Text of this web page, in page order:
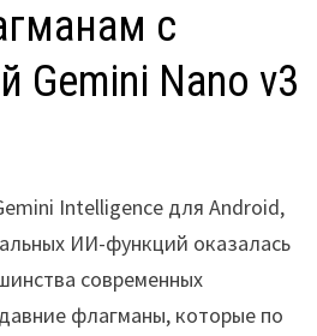
с
Gemini Nano v3
Intelligence для Android,
ИИ-функций оказалась
современных
флагманы, которые по